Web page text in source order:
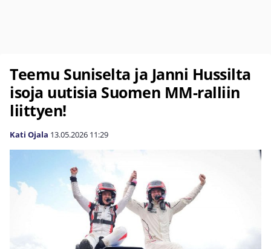
Teemu Suniselta ja Janni Hussilta
isoja uutisia Suomen MM-ralliin
liittyen!
Kati Ojala 13.05.2026 11:29